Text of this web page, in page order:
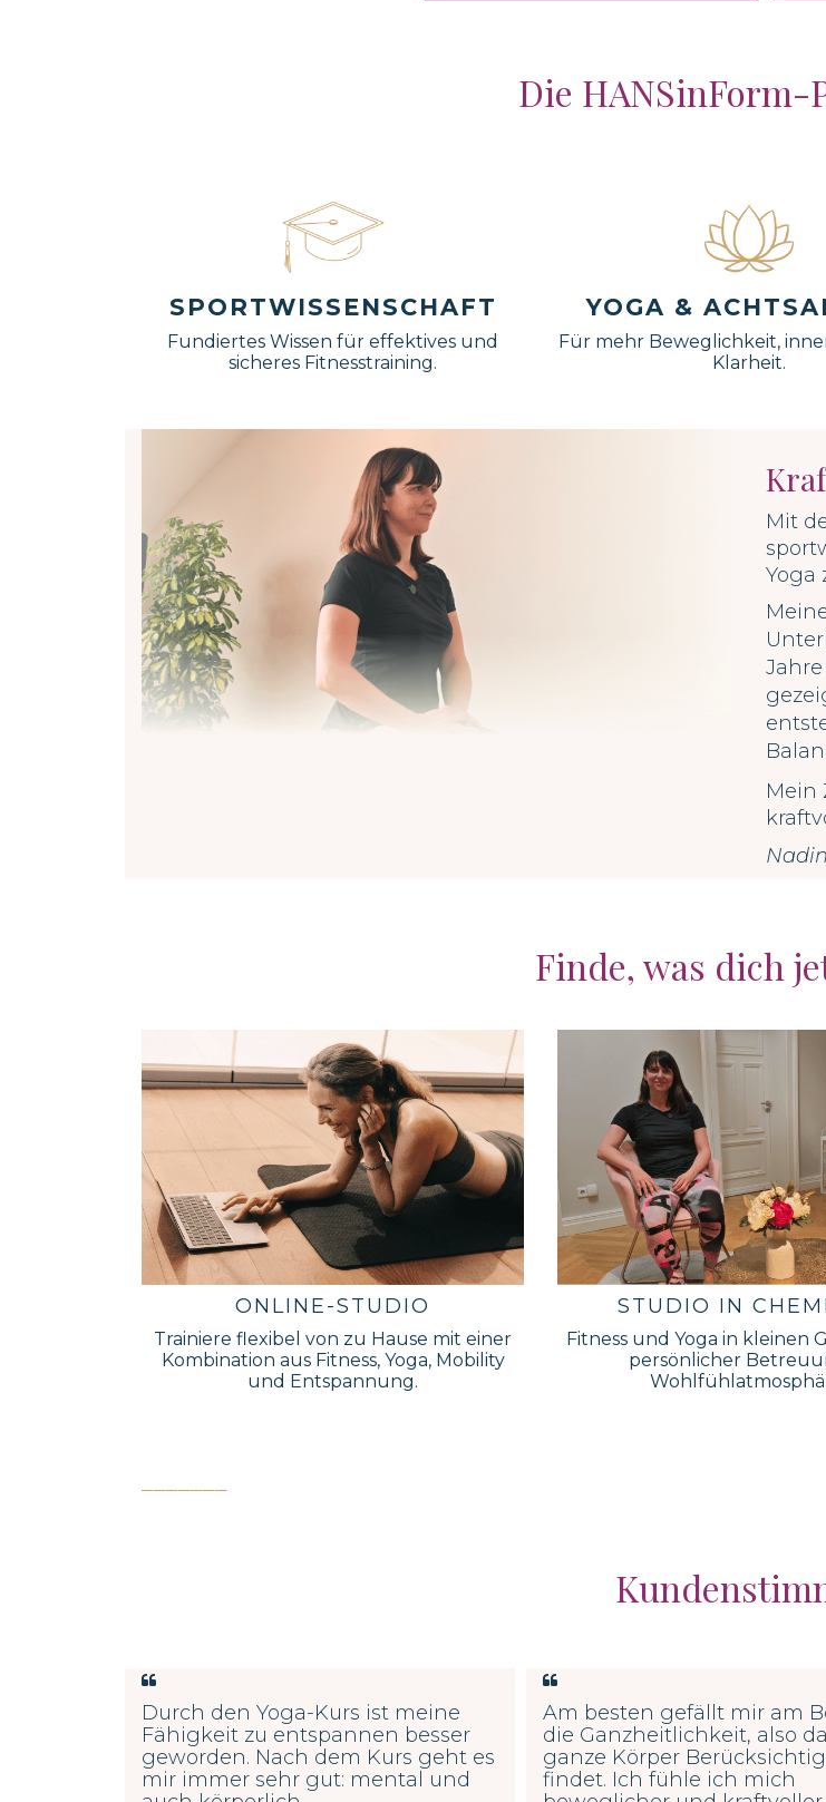
Die
SPORTWISSENSCHAFT
Fundiertes Wissen für effektives und
sicheres Fitnesstraining.
YOGA &
Für mehr Beweglichkeit,
Klarheit.
Mit
Yoga
Mein
Finde, was dich
ONLINE-STUDIO
Trainiere flexibel von zu Hause mit einer
Kombination aus Fitness, Yoga, Mobility
und Entspannung.
STUDIO IN
Fitness und Yoga in kleinen
persönlicher
Durch den Yoga-Kurs ist meine
Fähigkeit zu entspannen besser
geworden. Nach dem Kurs geht es
mir immer sehr gut: mental und
Am besten gefällt mir am
die Ganzheitlichkeit, also
ganze Körper
findet. Ich fühle ich mich